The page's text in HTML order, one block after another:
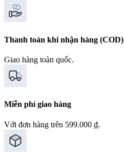
Thanh toán khi nhận hàng (COD)
Giao hàng toàn quốc.
Miễn phí giao hàng
Với đơn hàng trên 599.000 ₫.